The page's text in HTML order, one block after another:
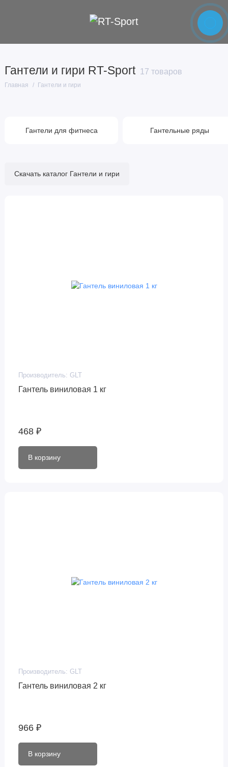
Гантели и гири RT-Sport 17 товаров
Главная Гантели и гири
Гантельные ряды
Гантели для фитнеса Гантельные ряды
Скачать каталог Гантели и гири
Производитель: GLT
Гантель виниловая 1 кг
468 ₽
В корзину
Производитель: GLT
Гантель виниловая 2 кг
966 ₽
В корзину